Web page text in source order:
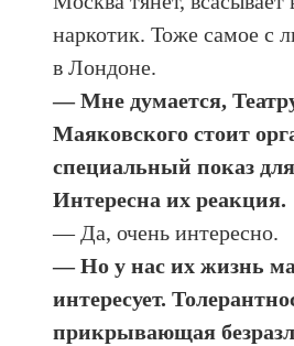
наркотик. Тоже самое с
в Лондоне.
— Мне думается,
Маяковского стоит
специальный показ
Интересна их реакция.
— Да, очень интересно.
— Но у нас их жизнь
интересует.
прикрывающая